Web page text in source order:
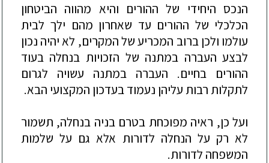
הנכס היחידי של ההורים והיא מהווה הביטחון
הכלכלי של ההורים עד שאחרון מהם ילך לבית
עולמו ולכן ברוב המכריע של המקרים, לא יהיה נכון
לבצע העברה במתנה של הזכויות בנחלה בעוד
ההורים בחיים. העברה במתנה עשויה לגרום
לתקלות רבות עליהן נעמוד בעדכון המקצועי הבא.
ועל כן, ראיה מפוכחת בטרם בניה בנחלה, תשמור
לא רק על הנחלה לדורות אלא גם על שלמות
המשפחה לדורות.